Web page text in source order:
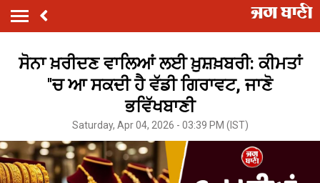
ਸੋਨਾ ਖ਼ਰੀਦਣ ਵਾਲਿਆਂ ਲਈ ਖ਼ੁਸ਼ਖ਼ਬਰੀ: ਕੀਮਤਾਂ
''ਚ ਆ ਸਕਦੀ ਹੈ ਵੱਡੀ ਗਿਰਾਵਟ, ਜਾਣੋ
ਭਵਿੱਖਬਾਣੀ
Saturday, Apr 04, 2026 - 03:39 PM (IST)